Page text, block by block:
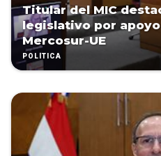
Titular del MIC
legislativo por
Mercosur-UE
POLÍTICA